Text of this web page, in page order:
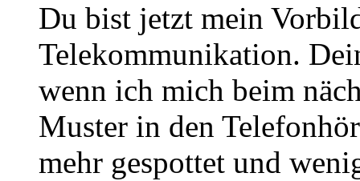
Du bist jetzt mein
Telekommunikation.
wenn ich mich beim
Muster in den
mehr gespottet und